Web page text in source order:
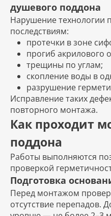
душевого поддона
Нарушение технологии
последствиям:
протечки в зоне
прогиб акрилового
трещины по углам;
скопление воды в
разрушение
Исправление таких
повторного монтажа.
Как проходит
поддона
Работы выполняются
проверкой
Подготовка
Перед монтажом
отсутствие перепадов.